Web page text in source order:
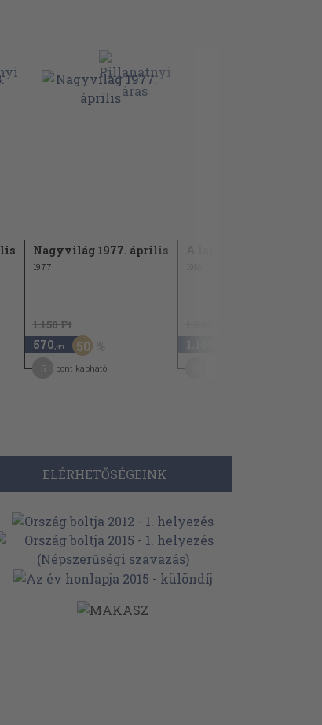
Nagyvilág 1977. április
1977
1.150 Ft
570 ,-Ft 50
pont kapható
A lap
ELÉRHETŐSÉGEINK